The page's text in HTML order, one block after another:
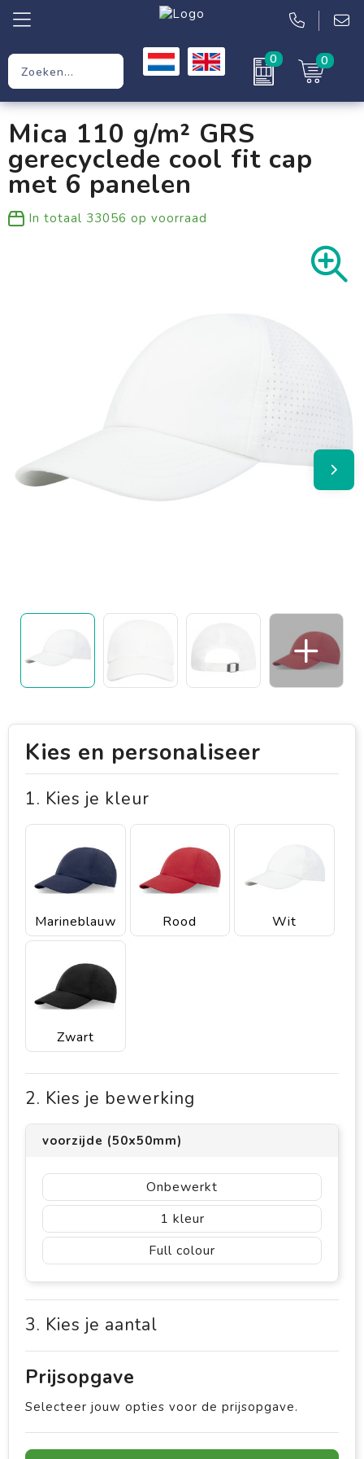
0 0
Werkkleding
Kleding
Mica 110 g/m² GRS
gerecyclede cool fit cap
met 6 panelen
In totaal 33056 op voorraad
Kies en personaliseer
1. Kies je kleur
Marineblauw Rood Wit
Zwart
2. Kies je bewerking
voorzijde (50x50mm)
Onbewerkt
1
Full colour
3. Kies je aantal
Prijsopgave
Selecteer jouw opties voor de prijsopgave.